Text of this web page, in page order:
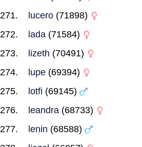
lucero (71898)
lada (71584)
lizeth (70491)
lupe (69394)
lotfi (69145)
leandra (68733)
lenin (68588)